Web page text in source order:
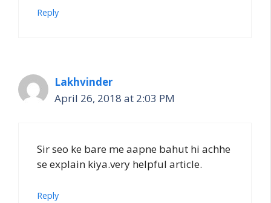
Reply
Lakhvinder
April 26, 2018 at 2:03 PM
Sir seo ke bare me aapne bahut hi achhe
se explain kiya.very helpful article.
Reply